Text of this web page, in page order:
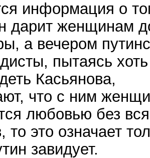
информация о
дарит женщинам
а вечером
пытаясь хоть
Касьянова,
что с ним
любовью без
то это означает
завидует.